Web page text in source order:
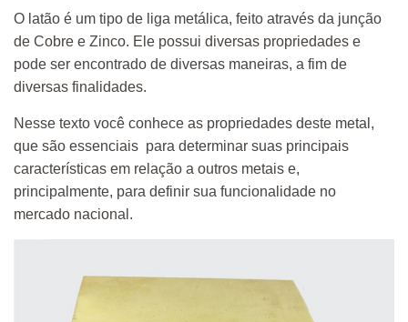
O latão é um tipo de liga metálica, feito através da junção
de Cobre e Zinco. Ele possui diversas propriedades e
pode ser encontrado de diversas maneiras, a fim de
diversas finalidades.
Nesse texto você conhece as propriedades deste metal,
que são essenciais para determinar suas principais
características em relação a outros metais e,
principalmente, para definir sua funcionalidade no
mercado nacional.